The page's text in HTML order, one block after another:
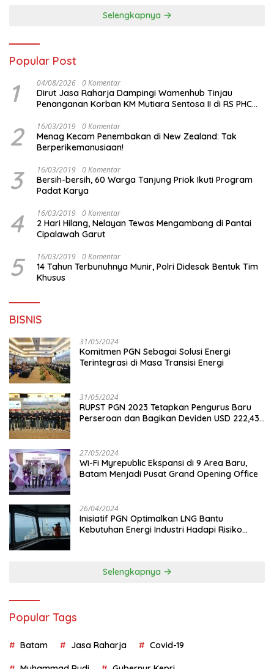
Selengkapnya
Popular Post
1 04/08/2026 0 Komentar
Dirut Jasa Raharja Dampingi Wamenhub Tinjau
Penanganan Korban KM Mutiara Sentosa II di RS PHC
2 16/03/2019 0 Komentar
Menag Kecam Penembakan di New Zealand: Tak
Berperikemanusiaan!
3 16/03/2019 0 Komentar
Bersih-bersih, 60 Warga Tanjung Priok Ikuti Program
Padat Karya
4 16/03/2019 0 Komentar
2 Hari Hilang, Nelayan Tewas Mengambang di Pantai
Cipalawah Garut
5 16/03/2019 0 Komentar
14 Tahun Terbunuhnya Munir, Polri Didesak Bentuk Tim
Khusus
BISNIS
31/05/2024
Komitmen PGN Sebagai Solusi Energi
Terintegrasi di Masa Transisi Energi
31/05/2024
RUPST PGN 2023 Tetapkan Pengurus Baru
Perseroan dan Bagikan Deviden USD 222,43
27/05/2024
Wi-Fi Myrepublic Ekspansi di 9 Area Baru,
Batam Menjadi Pusat Grand Opening Office
26/04/2024
Inisiatif PGN Optimalkan LNG Bantu
Kebutuhan Energi Industri Hadapi Risiko
Selengkapnya
Popular Tags
Batam Jasa Raharja Covid-19